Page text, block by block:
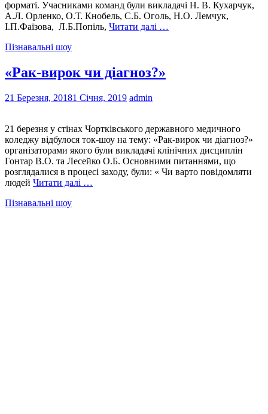
форматі. Учасниками команд були викладачі Н. В. Кухарчук,
А.Л. Орленко, О.Т. Кнобель, С.Б. Оголь, Н.О. Лемчук,
І.П.Фаїзова, Л.Б.Попіль, Читати далі …
Пізнавальні шоу
«Рак-вирок чи діагноз?»
21 Березня, 20181 Січня, 2019 admin
21 березня у стінах Чортківського державного медичного
коледжу відбулося ток-шоу на тему: «Рак-вирок чи діагноз?»
організаторами якого були викладачі клінічних дисциплін
Гонтар В.О. та Лесейко О.Б. Основними питаннями, що
розглядалися в процесі заходу, були: « Чи варто повідомляти
людей Читати далі …
Пізнавальні шоу